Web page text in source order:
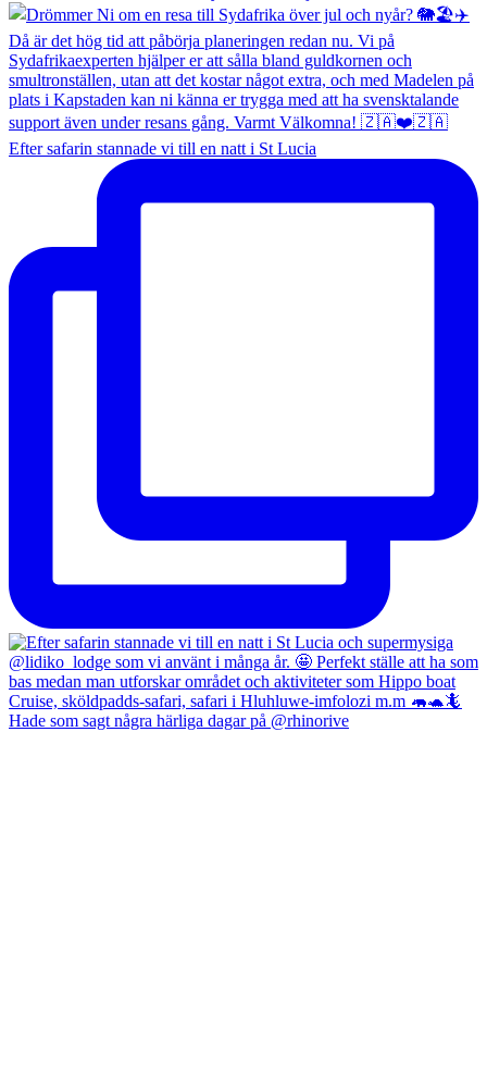
Efter safarin stannade vi till en natt i St Lucia
Hade som sagt några härliga dagar på @rhinorive